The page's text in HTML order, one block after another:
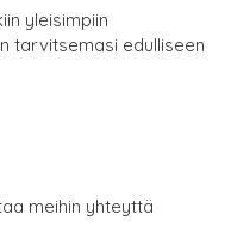
yleisimpiin
tarvitsemasi edulliseen
meihin yhteyttä